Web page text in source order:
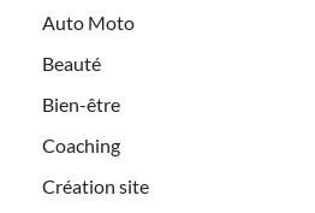
Auto Moto
Beauté
Bien-être
Coaching
Création site